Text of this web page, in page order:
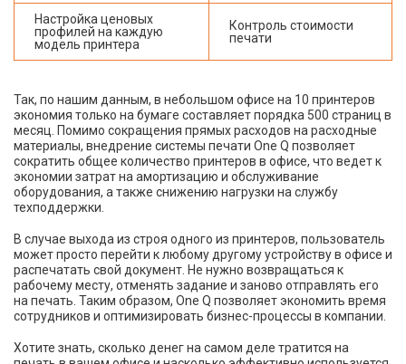
Настройка ценовых
профилей на каждую
модель принтера
Контроль стоимости
печати
Так, по нашим данным, в небольшом офисе на 10 принтеров
экономия только на бумаге составляет порядка 500 страниц в
месяц. Помимо сокращения прямых расходов на расходные
материалы, внедрение системы печати One Q позволяет
сократить общее количество принтеров в офисе, что ведет к
экономии затрат на амортизацию и обслуживание
оборудования, а также снижению нагрузки на службу
техподдержки.
В случае выхода из строя одного из принтеров, пользователь
может просто перейти к любому другому устройству в офисе и
распечатать свой документ. Не нужно возвращаться к
рабочему месту, отменять задание и заново отправлять его
на печать. Таким образом, One Q позволяет экономить время
сотрудников и оптимизировать бизнес-процессы в компании.
Хотите знать, сколько денег на самом деле тратится на